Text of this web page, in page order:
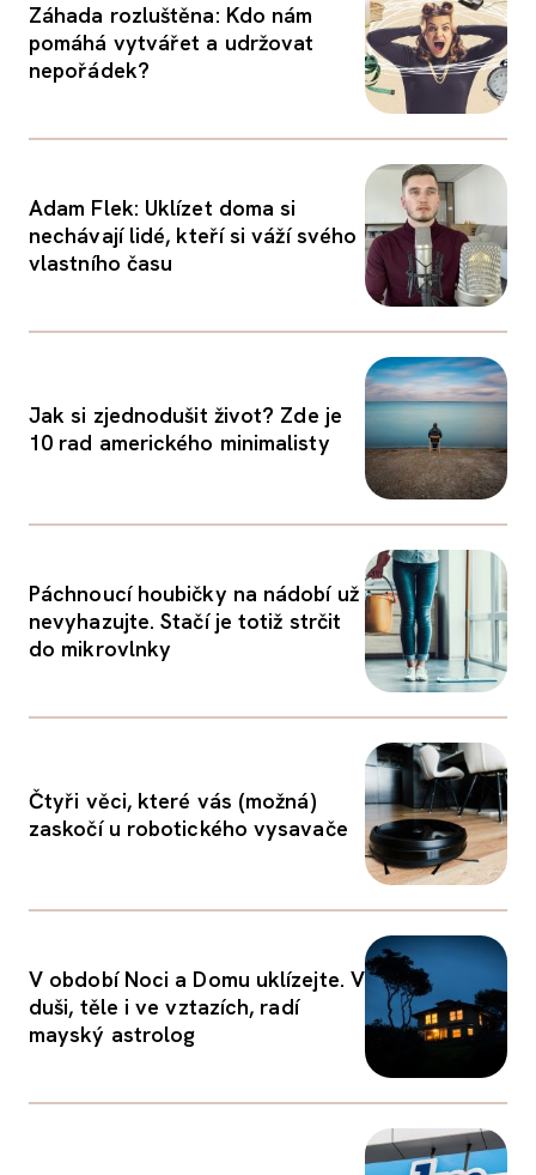
Záhada rozluštěna: Kdo nám
pomáhá vytvářet a udržovat
nepořádek?
Adam Flek: Uklízet doma si
nechávají lidé, kteří si váží svého
vlastního času
Jak si zjednodušit život? Zde je
10 rad amerického minimalisty
Páchnoucí houbičky na nádobí už
nevyhazujte. Stačí je totiž strčit
do mikrovlnky
Čtyři věci, které vás (možná)
zaskočí u robotického vysavače
V období Noci a Domu uklízejte. V
duši, těle i ve vztazích, radí
mayský astrolog